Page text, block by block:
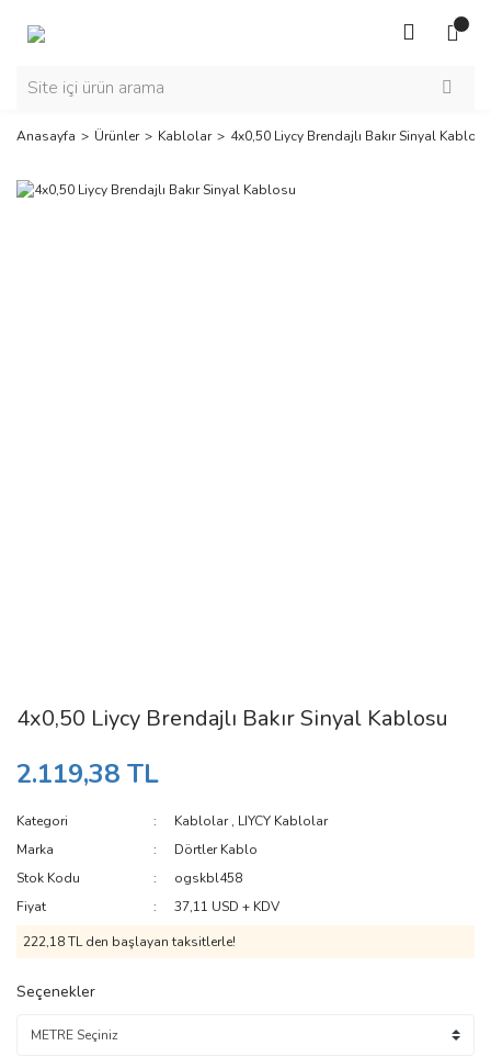
Anasayfa Ürünler Kablolar 4x0,50 Liycy Brendajlı Bakır Sinyal Kablosu
4x0,50 Liycy Brendajlı Bakır Sinyal Kablosu
2.119,38 TL
Kategori Kablolar, LIYCY Kablolar
Marka
Dörtler Kablo
Stok Kodu
ogskbl458
Fiyat
37,11 USD + KDV
222,18 TL den başlayan taksitlerle!
Seçenekler